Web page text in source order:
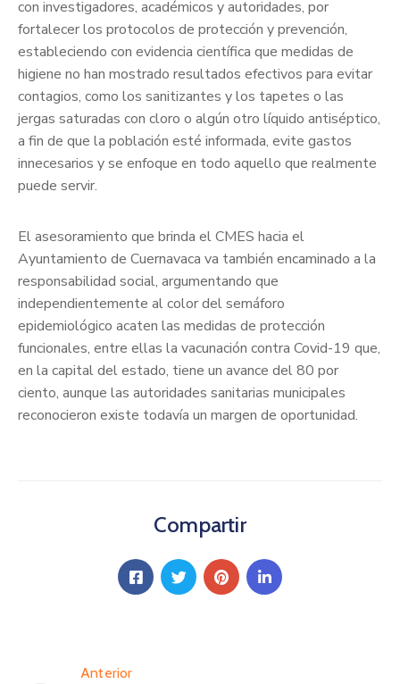
con investigadores, académicos y autoridades, por
fortalecer los protocolos de protección y prevención,
estableciendo con evidencia científica que medidas de
higiene no han mostrado resultados efectivos para evitar
contagios, como los sanitizantes y los tapetes o las
jergas saturadas con cloro o algún otro líquido antiséptico,
a fin de que la población esté informada, evite gastos
innecesarios y se enfoque en todo aquello que realmente
puede servir.
El asesoramiento que brinda el CMES hacia el
Ayuntamiento de Cuernavaca va también encaminado a la
responsabilidad social, argumentando que
independientemente al color del semáforo
epidemiológico acaten las medidas de protección
funcionales, entre ellas la vacunación contra Covid-19 que,
en la capital del estado, tiene un avance del 80 por
ciento, aunque las autoridades sanitarias municipales
reconocieron existe todavía un margen de oportunidad.
Compartir
Anterior